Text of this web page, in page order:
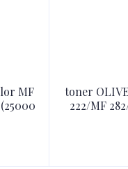
MF
toner
222/MF